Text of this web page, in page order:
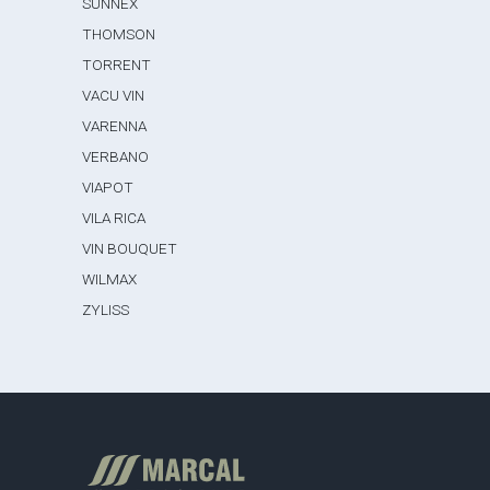
THOMSON
TORRENT
VACU VIN
VARENNA
VERBANO
VIAPOT
VILA RICA
VIN BOUQUET
WILMAX
ZYLISS